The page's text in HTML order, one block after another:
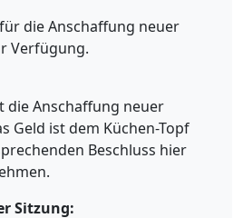
die Anschaffung neuer
Verfügung.
die Anschaffung neuer
Geld ist dem Küchen-Topf
Beschluss hier
Sitzung: